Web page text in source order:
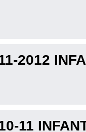
2012
11